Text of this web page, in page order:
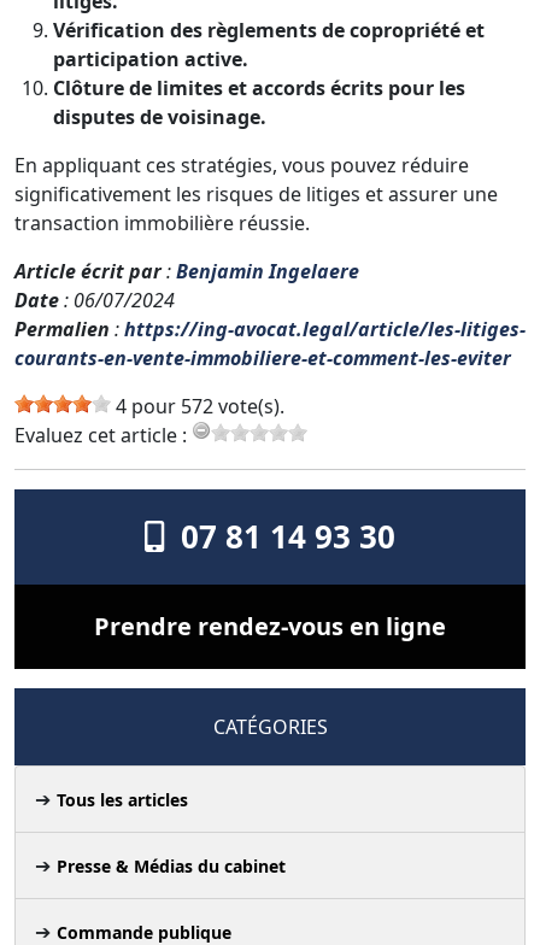
Vérification des règlements de copropriété et
participation active.
Clôture de limites et accords écrits pour les
disputes de voisinage.
En appliquant ces stratégies, vous pouvez réduire
significativement les risques de litiges et assurer une
transaction immobilière réussie.
Article écrit par:Benjamin Ingelaere
Date: 06/07/2024
Permalien :https://ing-avocat.legal/article/les-litiges-
courants-en-vente-immobiliere-et-comment-les-eviter
4 pour 572 vote(s).
Evaluez cet article :
07 81 14 93 30
Prendre rendez-vous en ligne
CATÉGORIES
Tous les articles
Presse & Médias du cabinet
Commande publique